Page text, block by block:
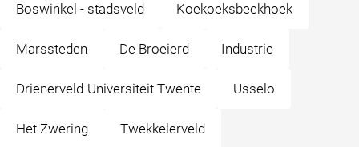
Boswinkel - stadsveld Koekoeksbeekhoek
Marssteden De Broeierd Industrie
Drienerveld-Universiteit Twente Usselo
Het Zwering Twekkelerveld